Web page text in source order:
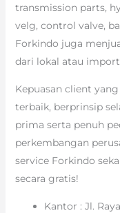
transmission parts,
velg, control valve,
Forkindo juga
dari lokal atau
Kepuasan client
terbaik, berprinsip
prima serta penuh
perkembangan
service Forkindo
secara gratis!
Kantor : Jl.